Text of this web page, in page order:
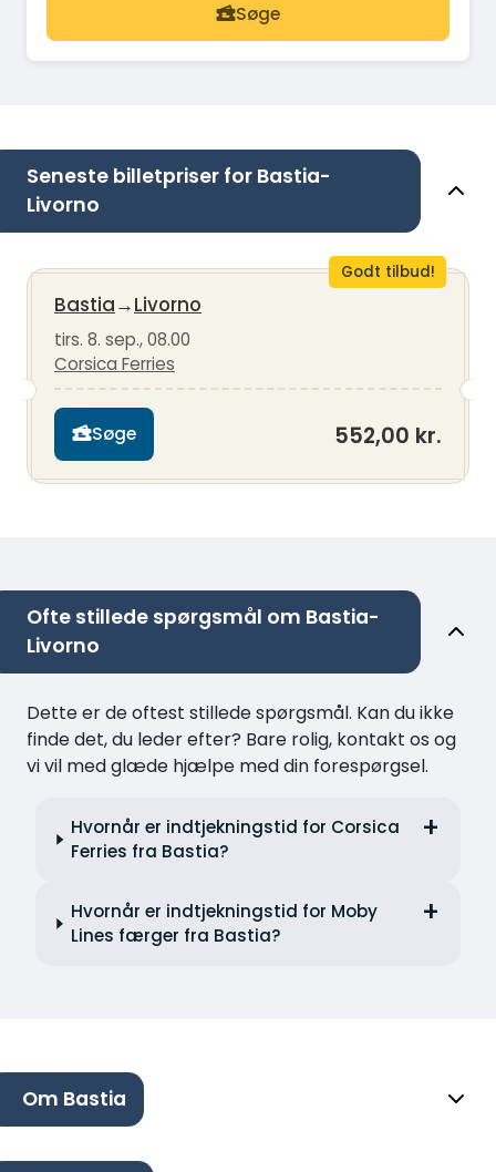
Søge
Seneste billetpriser for Bastia-
Livorno
Godt tilbud!
Bastia→Livorno
tirs. 8. sep., 08.00
Corsica Ferries
Søge 552,00 kr.
Ofte stillede spørgsmål om Bastia-
Livorno
Dette er de oftest stillede spørgsmål. Kan du ikke
finde det, du leder efter? Bare rolig, kontakt os og
vi vil med glæde hjælpe med din forespørgsel.
Hvornår er indtjekningstid for Corsica
Ferries fra Bastia?
Hvornår er indtjekningstid for Moby
Lines færger fra Bastia?
Om Bastia